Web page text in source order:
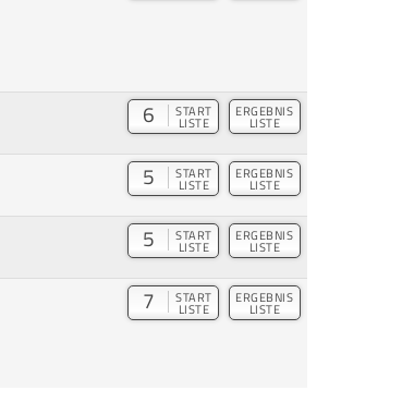
6 START
LISTE
ERGEBNIS
LISTE
5 START
LISTE
ERGEBNIS
LISTE
5 START
LISTE
ERGEBNIS
LISTE
7 START
LISTE
ERGEBNIS
LISTE